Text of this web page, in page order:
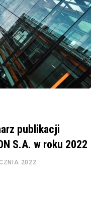
publikacji
S.A. w roku 2022
2022